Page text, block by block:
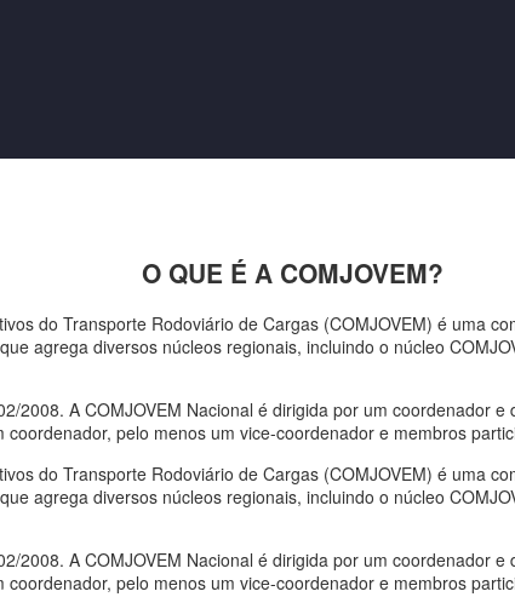
O QUE É A COMJOVEM?
do Transporte Rodoviário de Cargas (COMJOVEM) é uma
agrega diversos núcleos regionais, incluindo o núcleo
2008. A COMJOVEM Nacional é dirigida por um coordenador
pelo menos um vice-coordenador e membros
do Transporte Rodoviário de Cargas (COMJOVEM) é uma
agrega diversos núcleos regionais, incluindo o núcleo
2008. A COMJOVEM Nacional é dirigida por um coordenador
pelo menos um vice-coordenador e membros